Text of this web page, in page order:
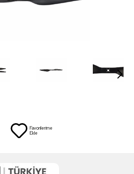
Favorilerime
Ekle